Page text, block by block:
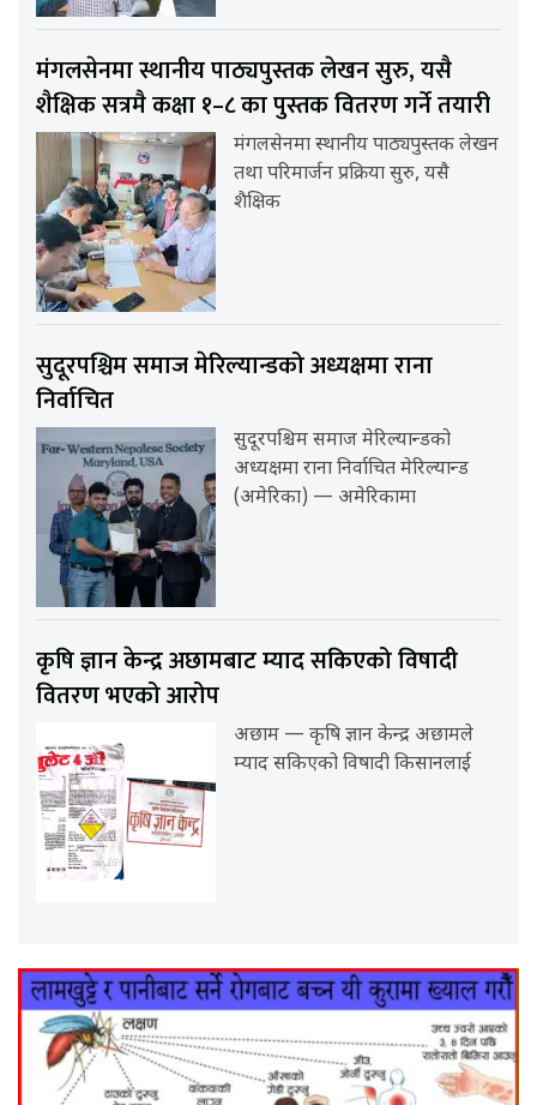
मंगलसेनमा स्थानीय पाठ्यपुस्तक लेखन सुरु, यसै
शैक्षिक सत्रमै कक्षा १–८ का पुस्तक वितरण गर्ने तयारी
मंगलसेनमा स्थानीय पाठ्यपुस्तक लेखन
तथा परिमार्जन प्रक्रिया सुरु, यसै
शैक्षिक
सुदूरपश्चिम समाज मेरिल्यान्डको अध्यक्षमा राना
निर्वाचित
सुदूरपश्चिम समाज मेरिल्यान्डको
अध्यक्षमा राना निर्वाचित मेरिल्यान्ड
(अमेरिका) — अमेरिकामा
कृषि ज्ञान केन्द्र अछामबाट म्याद सकिएको विषादी
वितरण भएको आरोप
अछाम — कृषि ज्ञान केन्द्र अछामले
म्याद सकिएको विषादी किसानलाई